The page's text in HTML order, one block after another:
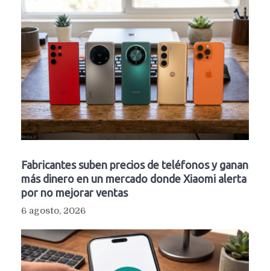
Fabricantes suben precios de teléfonos y ganan
más dinero en un mercado donde Xiaomi alerta
por no mejorar ventas
6 agosto, 2026